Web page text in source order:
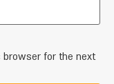
browser for the next